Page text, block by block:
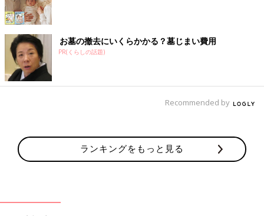
お墓の撤去にいくらかかる？墓じまい費用
PR(くらしの話題)
Recommended by
ランキングをもっと見る